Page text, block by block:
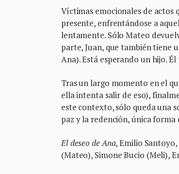
Víctimas emocionales de actos
presente, enfrentándose a
lentamente. Sólo Mateo
parte, Juan, que también tiene
Ana). Está esperando un hijo.
Tras un largo momento en el
ella intenta salir de eso),
este contexto, sólo queda una
paz y la redención, única
El deseo de Ana, Emilio
(Mateo), Simone Bucio (Meli),